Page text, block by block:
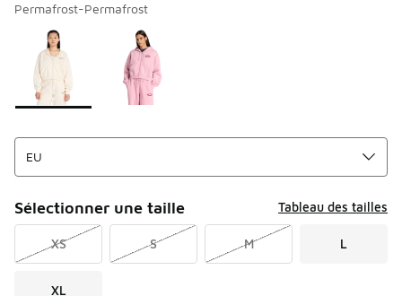
Permafrost-Permafrost
Page 1 sur 1 affichant 1 à 2 des 2 couleurs.
Merci de sélectionner un style
Sélectionner une taille Tableau des tailles
XS S M L
XL